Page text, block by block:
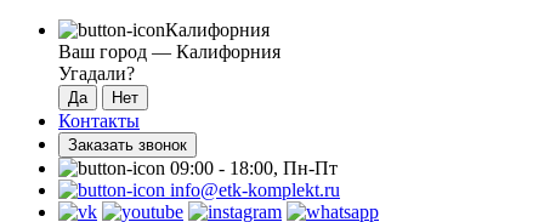
Калифорния
Ваш город — Калифорния
Угадали?
Контакты
Заказать звонок
09:00 - 18:00, Пн-Пт
info@etk-komplekt.ru